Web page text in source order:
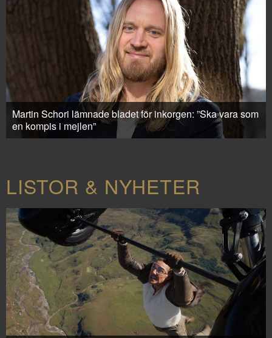
Martin Schori lämnade bladet för inkorgen: ”Ska vara som
en kompis i mejlen”
LISTOR & NYHETER